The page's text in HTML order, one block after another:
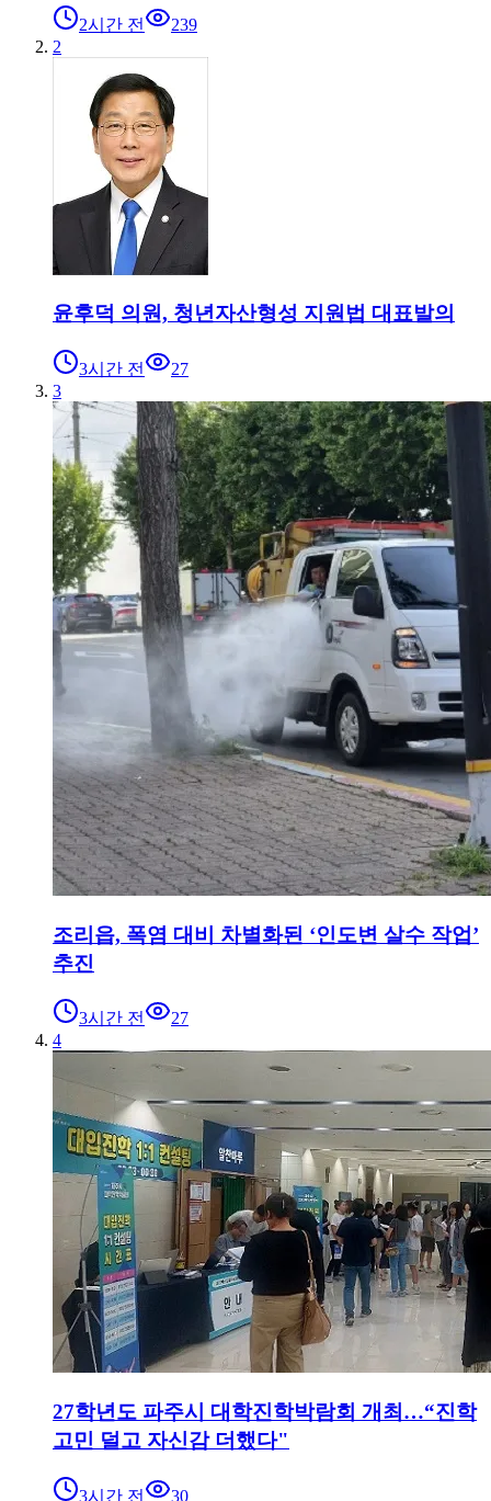
2시간 전
239
2
윤후덕 의원, 청년자산형성 지원법 대표발의
3시간 전
27
3
조리읍, 폭염 대비 차별화된 ‘인도변 살수 작업’
추진
3시간 전
27
4
27학년도 파주시 대학진학박람회 개최…“진학
고민 덜고 자신감 더했다"
3시간 전 30